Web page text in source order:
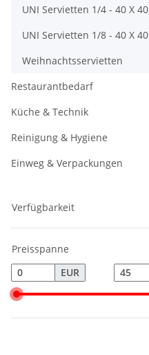
UNI Servietten 1/4 - 40 X 40
UNI Servietten 1/8 - 40 X 40
Weihnachtsservietten
Restaurantbedarf
Küche & Technik
Reinigung & Hygiene
Einweg & Verpackungen
Verfügbarkeit
Preisspanne
EUR